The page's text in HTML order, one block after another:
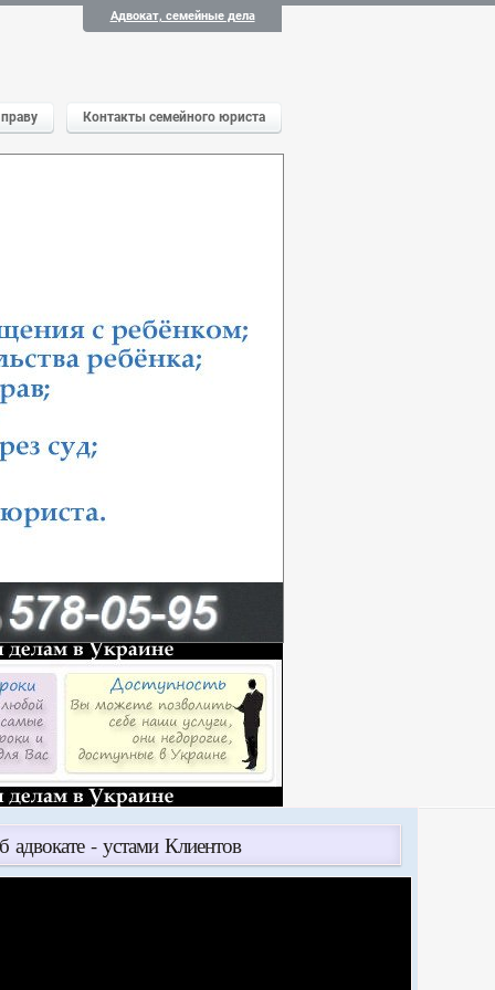
Адвокат, семейные дела
Контакты семейного юриста
адвокате - устами Клиентов